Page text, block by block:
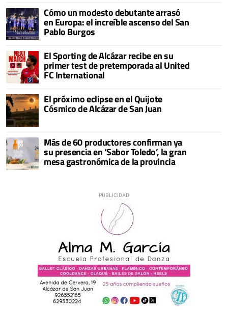
Cómo un modesto debutante arrasó
en Europa: el increíble ascenso del San
Pablo Burgos
El Sporting de Alcázar recibe en su
primer test de pretemporada al United
FC International
El próximo eclipse en el Quijote
Cósmico de Alcázar de San Juan
Más de 60 productores confirman ya
su presencia en ‘Sabor Toledo’, la gran
mesa gastronómica de la provincia